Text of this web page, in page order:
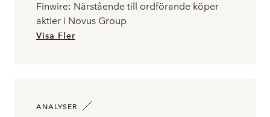
Finwire: Närstående till ordförande köper
aktier i Novus Group
Visa Fler
ANALYSER